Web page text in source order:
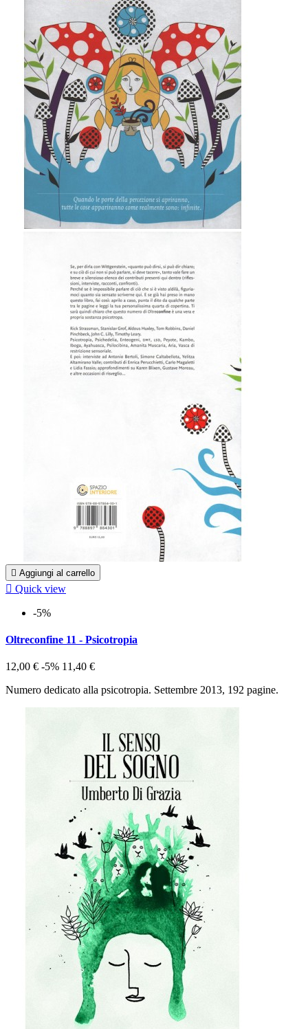
 Aggiungi al carrello
 Quick view
-5%
Oltreconfine 11 - Psicotropia
12,00 € -5% 11,40 €
Numero dedicato alla psicotropia. Settembre 2013, 192 pagine.